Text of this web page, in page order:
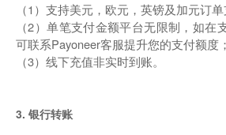
（1）支持美元，欧元，英镑及加元订单
（2）单笔支付金额平台无限制，如在
可联系Payoneer客服提升您的支付额度；
（3）线下充值非实时到账。
3. 银行转账